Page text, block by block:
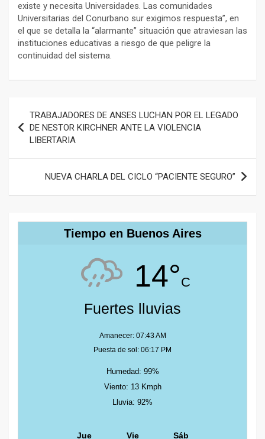
existe y necesita Universidades. Las comunidades
Universitarias del Conurbano sur exigimos respuesta”, en
el que se detalla la “alarmante” situación que atraviesan las
instituciones educativas a riesgo de que peligre la
continuidad del sistema.
de
entradas
TRABAJADORES DE ANSES LUCHAN POR EL LEGADO
DE NESTOR KIRCHNER ANTE LA VIOLENCIA
LIBERTARIA
NUEVA CHARLA DEL CICLO “PACIENTE SEGURO”
Tiempo en Buenos Aires
14°C
Fuertes lluvias
Amanecer: 07:43 AM
Puesta de sol: 06:17 PM
Humedad: 99%
Viento: 13 Kmph
Lluvia: 92%
Jue Vie Sáb